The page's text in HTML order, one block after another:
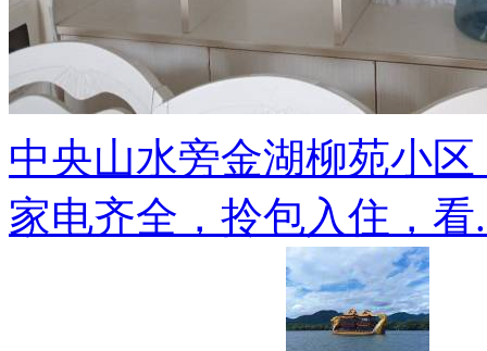
中央山水旁金湖柳苑小
家电齐全，拎包入住，看